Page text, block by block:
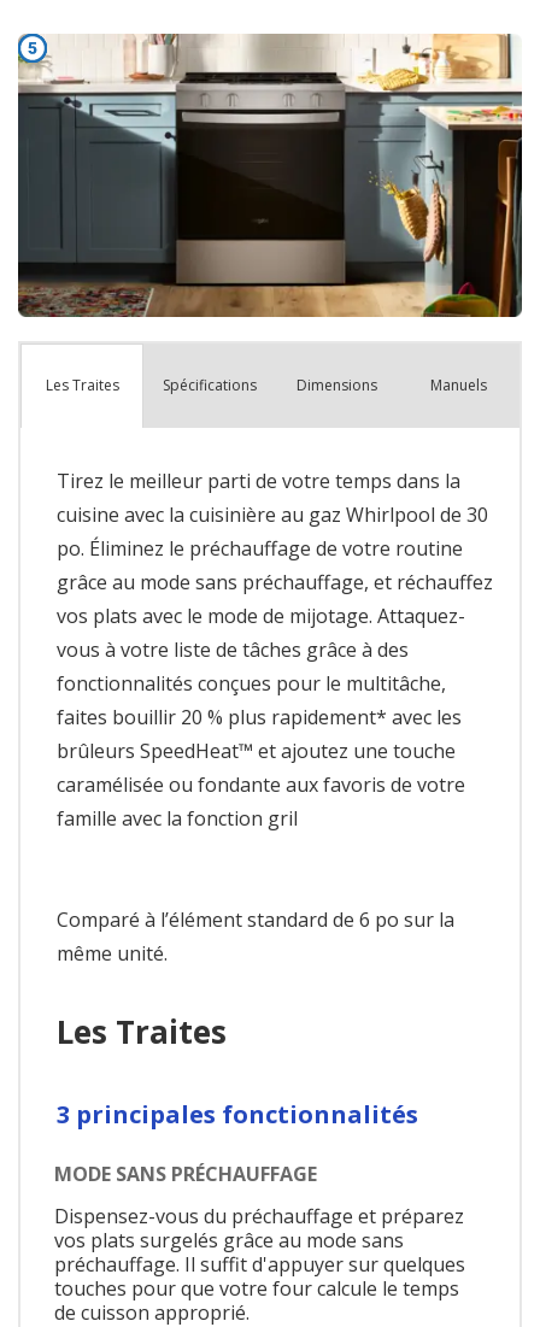
Les Traites Spécifications Dimensions Manuels
Tirez le meilleur parti de votre temps dans la
cuisine avec la cuisinière au gaz Whirlpool de 30
po. Éliminez le préchauffage de votre routine
grâce au mode sans préchauffage, et réchauffez
vos plats avec le mode de mijotage. Attaquez-
vous à votre liste de tâches grâce à des
fonctionnalités conçues pour le multitâche,
faites bouillir 20 % plus rapidement* avec les
brûleurs SpeedHeat™ et ajoutez une touche
caramélisée ou fondante aux favoris de votre
famille avec la fonction gril
Comparé à l’élément standard de 6 po sur la
même unité.
Les Traites
3 principales fonctionnalités
MODE SANS PRÉCHAUFFAGE
Dispensez-vous du préchauffage et préparez
vos plats surgelés grâce au mode sans
préchauffage. Il suffit d'appuyer sur quelques
touches pour que votre four calcule le temps
de cuisson approprié.